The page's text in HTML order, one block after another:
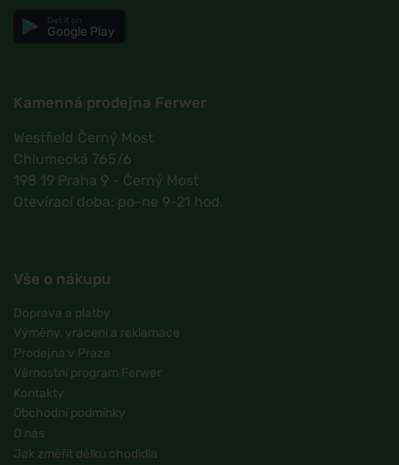
Google Play
Kamenná prodejna Ferwer
Westfield Černý Most
Chlumecká 765/6
198 19 Praha 9 - Černý Most
Otevírací doba: po-ne 9-21 hod.
Vše o nákupu
Doprava a platby
Výměny, vrácení a reklamace
Prodejna v Praze
Věrnostní program Ferwer
Kontakty
Obchodní podmínky
O nás
Jak změřit délku chodidla